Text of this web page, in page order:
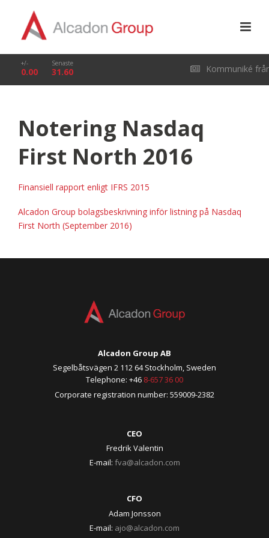
+/-
0.00
Senaste
31.60 Kommuniké
Group AB (publ) den
29 april 2026
Notering Nasdaq
First North 2016
Finansiell rapport enligt IFRS 2015
Alcadon Group bolagsbeskrivning inför listning på Nasdaq
First North (September 2016)
Alcadon Group AB
Segelbåtsvägen 2 112 64 Stockholm, Sweden
Telephone: +46 8-657 36 00
Corporate registration number: 559009-2382
CEO
Fredrik Valentin
E-mail: fva@alcadon.com
CFO
Adam Jonsson
E-mail: ajo@alcadon.com